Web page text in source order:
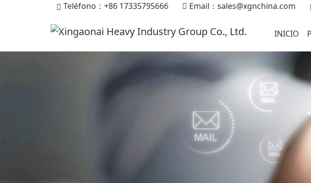
Teléfono：+86 17335795666 Email： sales@xgnchina.com
INICIO